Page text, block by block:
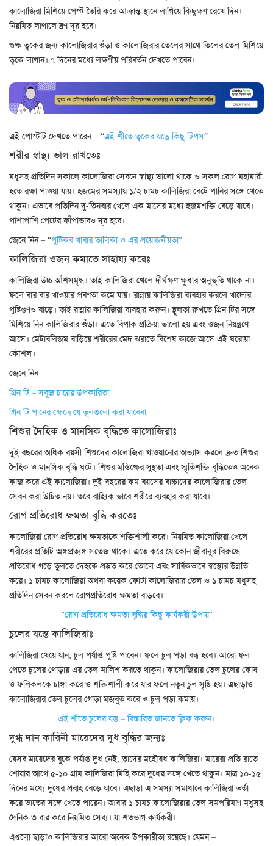
কালোজিরা মিশিয়ে পেস্ট তৈরি করে আক্রান্ত স্থানে লাগিয়ে কিছুক্ষণ রেখে দিন।
নিয়মিত লাগালে ব্রণ দূর হবে।
শুষ্ক ত্বকের জন্য কালোজিরার গুঁড়া ও কালোজিরার তেলের সাথে তিলের তেল মিশিয়ে
ত্বকে লাগান। ৭ দিনের মধ্যে লক্ষণীয় পরিবর্তন দেখতে পাবেন।
এই পোস্টটি দেখতে পারেন – “এই শীতে ত্বকের যত্নে কিছু টিপস”
শরীর স্বাস্থ্য ভাল রাখতেঃ
মধুসহ প্রতিদিন সকালে কালোজিরা সেবনে স্বাস্থ্য ভালো থাকে ও সকল রোগ মহামারী
হতে রক্ষা পাওয়া যায়। হজমের সমস্যায় ১/২ চামচ কালিজিরা বেটে পানির সঙ্গে খেতে
থাকুন। এভাবে প্রতিদিন দু-তিনবার খেলে এক মাসের মধ্যে হজমশক্তি বেড়ে যাবে।
পাশাপাশি পেটের ফাঁপাভাবও দূর হবে।
জেনে নিন – “পুষ্টিকর খাবার তালিকা ও এর প্রয়োজনীয়তা”
কালিজিরা ওজন কমাতে সাহায্য করেঃ
কালিজিরা উচ্চ আঁশসমৃদ্ধ। তাই কালিজিরা খেলে দীর্ঘক্ষণ ক্ষুধার অনুভূতি থাকে না।
ফলে বার বার খাওয়ার প্রবণতা কমে যায়। রান্নায় কালিজিরা ব্যবহার করলে খাদ্যের
পুষ্টিগুণও বাড়ে। তাই রান্নায় কালিজিরা ব্যবহার করুন। স্থূলতা রুখতে গ্রিন টির সঙ্গে
মিশিয়ে নিন কালিজিরার গুঁড়া। এতে বিপাক প্রক্রিয়া ভালো হয় এবং ওজন নিয়ন্ত্রণে
আসে। মেটাবলিজম বাড়িয়ে শরীরের মেদ ঝরাতে বিশেষ কাজে আসে এই ঘরোয়া
কৌশল।
জেনে নিন –
গ্রিন টি – সবুজ চায়ের উপকারিতা
গ্রিন টি পানের ক্ষেত্রে যে ভূলগুলো করা যাবেনা
শিশুর দৈহিক ও মানসিক বৃদ্ধিতে কালোজিরাঃ
দুই বছরের অধিক বয়সী শিশুদের কালোজিরা খাওয়ানোর অভ্যাস করলে দ্রুত শিশুর
দৈহিক ও মানসিক বৃদ্ধি ঘটে। শিশুর মস্তিষ্কের সুস্থতা এবং স্মৃতিশক্তি বৃদ্ধিতেও অনেক
কাজ করে এই কালোজিরা। দুই বছরের কম বয়সের বাচ্চাদের কালোজিরার তেল
সেবন করা উচিত নয়। তবে বাহ্যিক ভাবে শরীরে ব্যবহার করা যাবে।
রোগ প্রতিরোধ ক্ষমতা বৃদ্ধি করতেঃ
কালোজিরা রোগ প্রতিরোধ ক্ষমতাকে শক্তিশালী করে। নিয়মিত কালোজিরা খেলে
শরীরের প্রতিটি অঙ্গপ্রত্যঙ্গ সতেজ থাকে। এতে করে যে কোন জীবানুর বিরুদ্ধে
প্রতিরোধ গড়ে তুলতে দেহকে প্রস্তুত করে তোলে এবং সার্বিকভাবে স্বস্থ্যের উন্নতি
করে। ১ চামচ কালোজিরা অথবা কয়েক ফোটা কালোজিরার তেল ও ১ চামচ মধুসহ
প্রতিদিন সেবন করলে রোগপ্রতিরোধ ক্ষমতা বাড়বে।
“রোগ প্রতিরোধ ক্ষমতা বৃদ্ধির কিছু কার্যকরী উপায়“
চুলের যন্তে কালিজিরাঃ
কালিজিরা খেয়ে যান, চুল পর্যাপ্ত পুষ্টি পাবেন। ফলে চুল পড়া বন্ধ হবে। আরো ফল
পেতে চুলের গোড়ায় এর তেল মালিশ করতে থাকুন। কালোজিরার তেল চুলের কোষ
ও ফলিকলকে চাঙ্গা করে ও শক্তিশালী করে যার ফলে নতুন চুল সৃষ্টি হয়। এছাড়াও
কালোজিরার তেল চুলের গোড়া মজবুত করে ও চুল পড়া কমায়।
এই শীতে চুলের যন্ত – বিস্তারিত জানতে ক্লিক করুন।
দুগ্ধ দান কারিনী মায়েদের দুধ বৃদ্ধির জন্যঃ
যেসব মায়েদের বুকে পর্যাপ্ত দুধ নেই, তাদের মহৌষধ কালিজিরা। মায়েরা প্রতি রাতে
শোয়ার আগে ৫-১০ গ্রাম কালিজিরা মিহি করে দুধের সঙ্গে খেতে থাকুন। মাত্র ১০-১৫
দিনের মধ্যে দুধের প্রবাহ বেড়ে যাবে। এছাড়া এ সমস্যা সমাধানে কালিজিরা ভর্তা
করে ভাতের সঙ্গে খেতে পারেন। আবার ১ চামচ কালোজিরার তেল সমপরিমাণ মধুসহ
দৈনিক ৩ বার করে নিয়মিত সেব্য। যা শতভাগ কার্যকরী।
এগুলো ছাড়াও কালিজিরার আরো অনেক উপকারীতা রয়েছে। যেমন –